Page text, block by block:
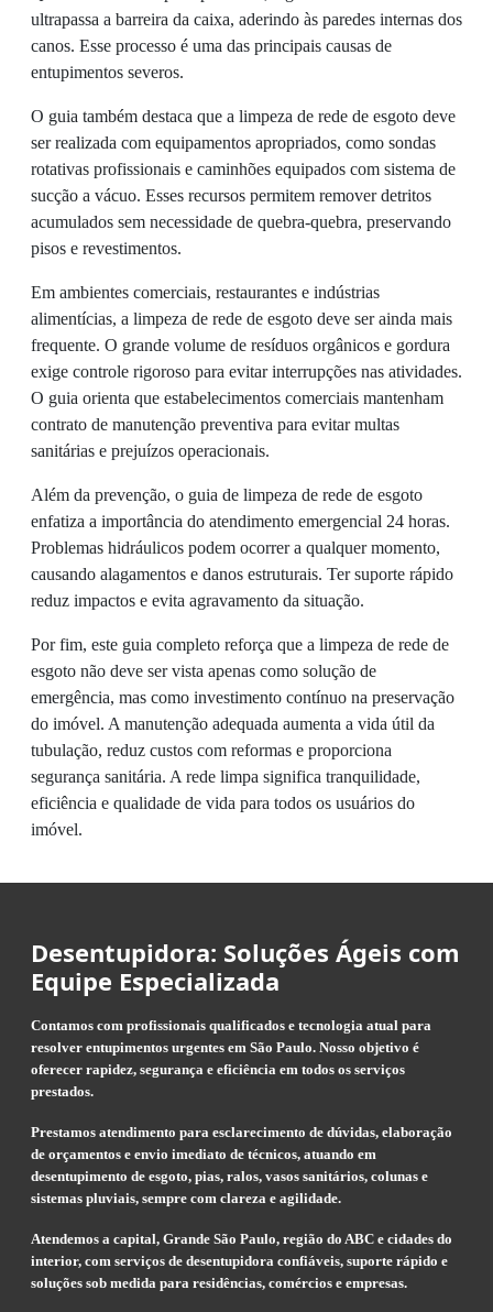
ultrapassa a barreira da caixa, aderindo às paredes internas dos
canos. Esse processo é uma das principais causas de
entupimentos severos.
O guia também destaca que a limpeza de rede de esgoto deve
ser realizada com equipamentos apropriados, como sondas
rotativas profissionais e caminhões equipados com sistema de
sucção a vácuo. Esses recursos permitem remover detritos
acumulados sem necessidade de quebra-quebra, preservando
pisos e revestimentos.
Em ambientes comerciais, restaurantes e indústrias
alimentícias, a limpeza de rede de esgoto deve ser ainda mais
frequente. O grande volume de resíduos orgânicos e gordura
exige controle rigoroso para evitar interrupções nas atividades.
O guia orienta que estabelecimentos comerciais mantenham
contrato de manutenção preventiva para evitar multas
sanitárias e prejuízos operacionais.
Além da prevenção, o guia de limpeza de rede de esgoto
enfatiza a importância do atendimento emergencial 24 horas.
Problemas hidráulicos podem ocorrer a qualquer momento,
causando alagamentos e danos estruturais. Ter suporte rápido
reduz impactos e evita agravamento da situação.
Por fim, este guia completo reforça que a limpeza de rede de
esgoto não deve ser vista apenas como solução de
emergência, mas como investimento contínuo na preservação
do imóvel. A manutenção adequada aumenta a vida útil da
tubulação, reduz custos com reformas e proporciona
segurança sanitária. A rede limpa significa tranquilidade,
eficiência e qualidade de vida para todos os usuários do
imóvel.
Desentupidora: Soluções Ágeis com
Equipe Especializada
Contamos com profissionais qualificados e tecnologia atual para
resolver entupimentos urgentes em São Paulo. Nosso objetivo é
oferecer rapidez, segurança e eficiência em todos os serviços
prestados.
Prestamos atendimento para esclarecimento de dúvidas, elaboração
de orçamentos e envio imediato de técnicos, atuando em
desentupimento de esgoto, pias, ralos, vasos sanitários, colunas e
sistemas pluviais, sempre com clareza e agilidade.
Atendemos a capital, Grande São Paulo, região do ABC e cidades do
interior, com serviços de desentupidora confiáveis, suporte rápido e
soluções sob medida para residências, comércios e empresas.